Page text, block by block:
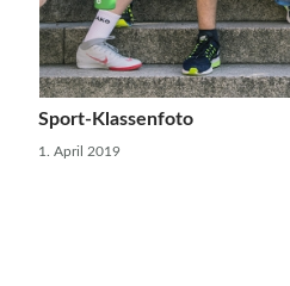
Sport-Klassenfoto
1. April 2019